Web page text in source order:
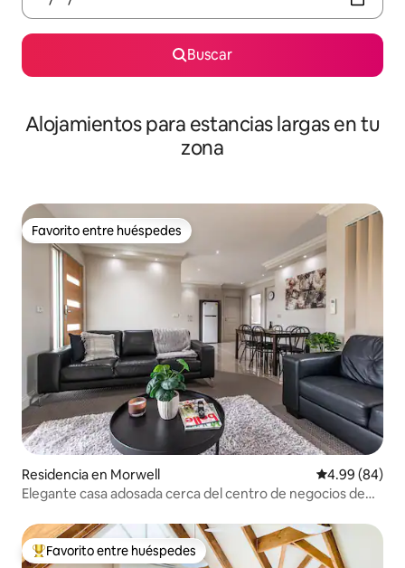
Buscar
Alojamientos para estancias largas en tu
zona
Favorito entre huéspedes
Favorito entre huéspedes
Residencia en Morwell Calificación
4.99 (84)
Elegante casa adosada cerca del centro de negocios de
De los mejores en Favorito entre huéspedes
Favorito entre huéspedes